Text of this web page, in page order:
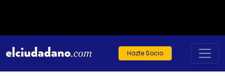
Hazte Socio